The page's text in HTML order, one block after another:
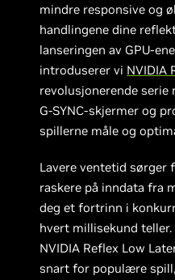
mindre responsive og
handlingene dine
lanseringen av GPU-
introduserer vi NVIDIA
revolusjonerende serie
G-SYNC-skjermer og
spillerne måle og
Lavere ventetid sørger
raskere på inndata fra
deg et fortrinn i
hvert millisekund
NVIDIA Reflex Low
snart for populære